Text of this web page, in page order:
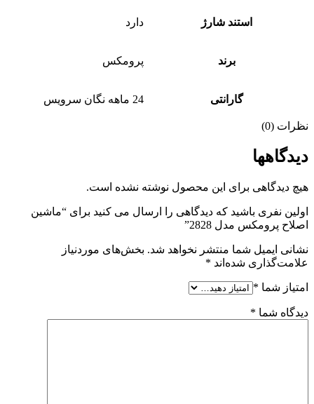
استند شارژ دارد
برند پرومکس
گارانتی 24 ماهه نگان سرویس
نظرات (0)
دیدگاهها
هیچ دیدگاهی برای این محصول نوشته نشده است.
اولین نفری باشید که دیدگاهی را ارسال می کنید برای “ماشین
اصلاح پرومکس مدل 2828”
نشانی ایمیل شما منتشر نخواهد شد. بخش‌های موردنیاز
علامت‌گذاری شده‌اند *
امتیاز شما *
دیدگاه شما *